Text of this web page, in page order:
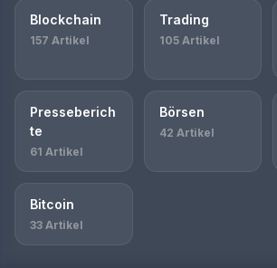
Blockchain
157 Artikel
Trading
105 Artikel
Presseberich
te
61 Artikel
Börsen
42 Artikel
Bitcoin
33 Artikel